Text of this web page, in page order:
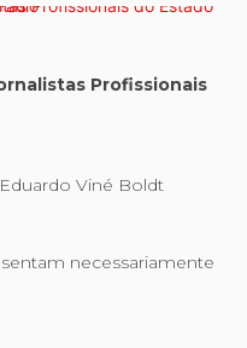
Profissionais
Eduardo Viné Boldt
necessariamente